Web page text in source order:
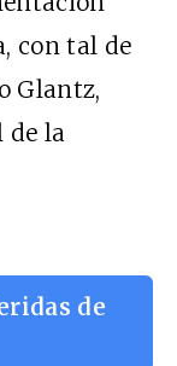
con tal de
Glantz,
de la
de